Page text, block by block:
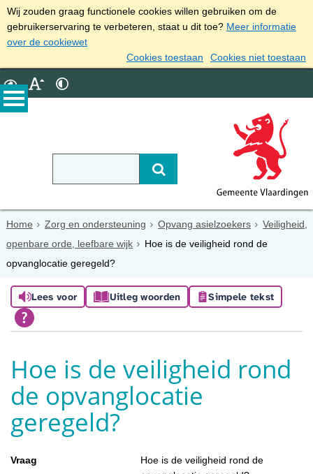
Wij zouden graag functionele cookies willen gebruiken om de
gebruikerservaring te verbeteren, staat u dit toe? Meer informatie
over de cookiewet
Cookies toestaan
Cookies niet toestaan
Home Zorg en ondersteuning Opvang asielzoekers
Veiligheid,
openbare orde, leefbare wijk
Hoe is de veiligheid rond de
opvanglocatie geregeld?
Lees voor Uitleg woorden Simpele tekst
Hoe is de veiligheid rond
de opvanglocatie
geregeld?
Vraag
Hoe is de veiligheid rond de